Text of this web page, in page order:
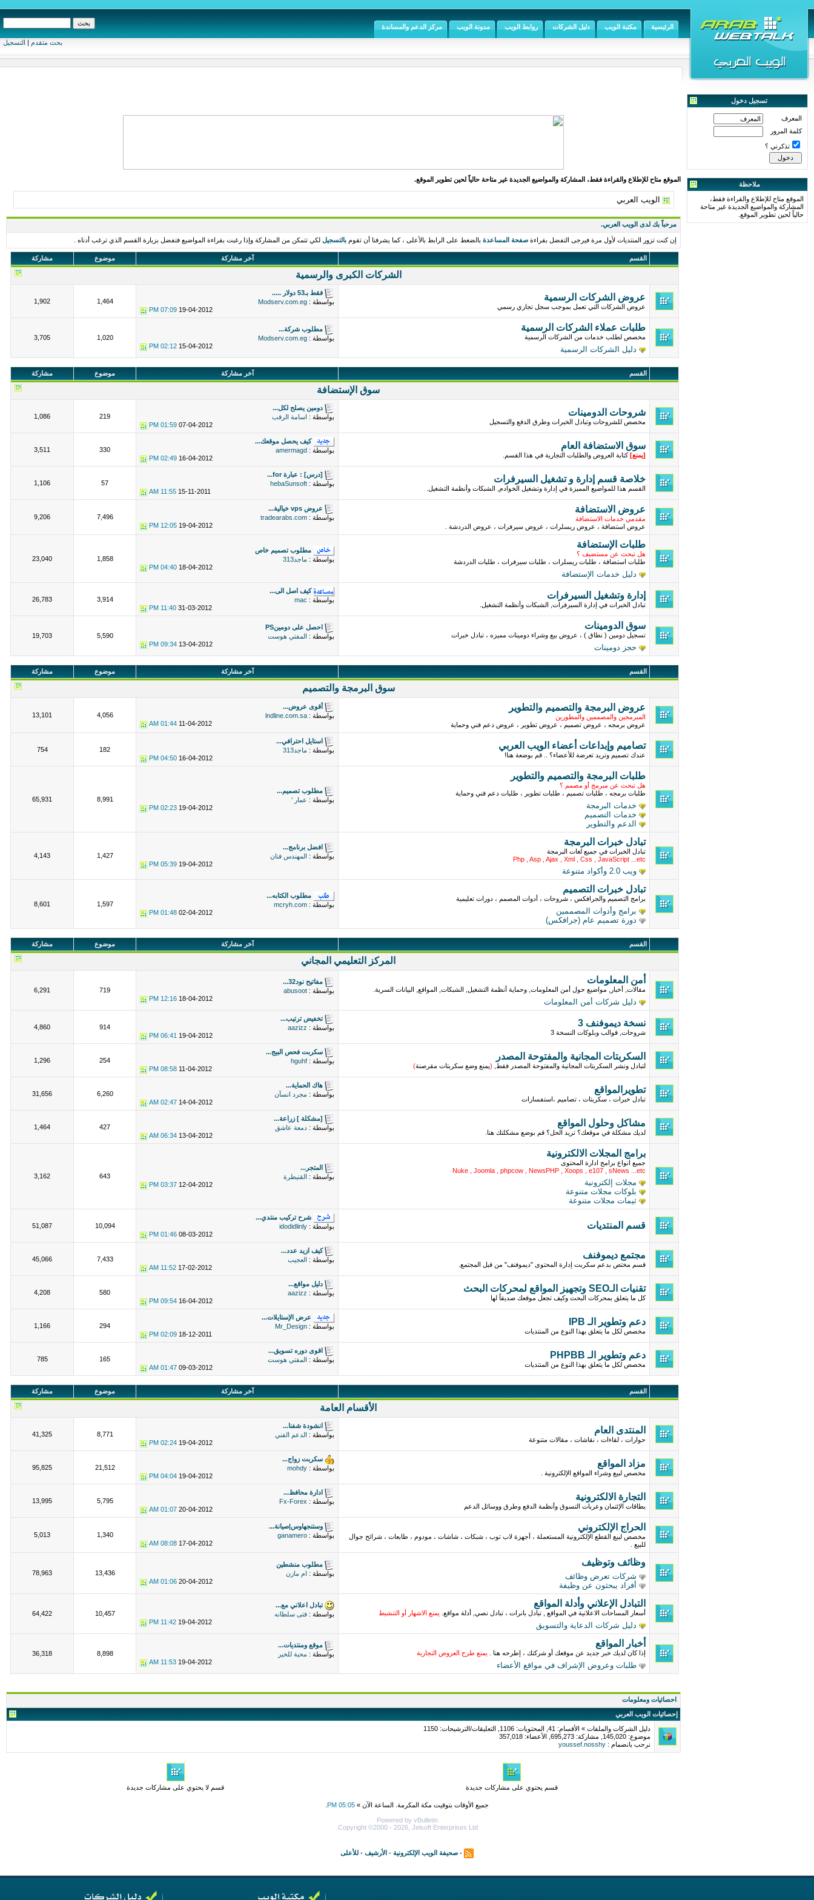
بحث متقدم | التسجيل
الرئيسية مكتبة الويب دليل الشركات روابط الويب مدونة الويب مركز الدعم والمساندة
تسجيل دخول
المعرف
كلمة المرور
تذكرني ؟
ملاحظة
الموقع متاح للإطلاع والقراءة فقط،
المشاركة والمواضيع الجديدة غير متاحة
حالياً لحين تطوير الموقع.
الموقع متاح للإطلاع والقراءة فقط، المشاركة والمواضيع الجديدة غير متاحة حالياً لحين تطوير الموقع.
الويب العربي
مرحباً بك لدى الويب العربي.
إن كنت تزور المنتديات لأول مرة فيرجى التفضل بقراءة صفحة المساعدة بالضغط على الرابط بالأعلى ، كما يشرفنا أن تقوم بالتسجيل لكي تتمكن من المشاركة وإذا رغبت بقراءة المواضيع فتفضل بزيارة القسم الذي ترغب أدناه .
القسم آخر مشاركة موضوع مشاركة
الشركات الكبرى والرسمية
عروض الشركات الرسمية
عروض الشركات التي تعمل بموجب سجل تجاري رسمي
فقط بـ53 دولار .....
بواسطة : Modserv.com.eg
19-04-2012
07:09 PM
1,464
1,902
طلبات عملاء الشركات الرسمية
مخصص لطلب خدمات من الشركات الرسمية
دليل الشركات الرسمية
مطلوب شركة...
بواسطة : Modserv.com.eg
15-04-2012
02:12 PM
1,020
3,705
القسم آخر مشاركة موضوع مشاركة
سوق الإستضافة
شروحات الدومينات
مخصص للشروحات وتبادل الخبرات وطرق الدفع والتسجيل
دومين يصلح لكل...
بواسطة : اسامة الرقب
07-04-2012
01:59 PM
219
1,086
سوق الاستضافة العام
[يمنع] كتابة العروض والطلبات التجارية في هذا القسم.
كيف يحصل موقعك...
بواسطة : amermagd
16-04-2012
02:49 PM
330
3,511
خلاصة قسم إدارة و تشغيل السيرفرات
القسم هذا للمواضيع المميزة في إدارة وتشغيل الخوادم, الشبكات وأنظمة التشغيل.
[درس] : عبارة for...
بواسطة : hebaSunsoft
15-11-2011
11:55 AM
57
1,106
عروض الاستضافة
مقدمي خدمات الاستضافة
عروض استضافة ، عروض ريسلرات ، عروض سيرفرات ، عروض الدردشة .
عروض vps خيالية...
بواسطة : tradearabs.com
19-04-2012
12:05 PM
7,496
9,206
طلبات الإستضافة
هل تبحث عن مستضيف ؟
طلبات استضافة ، طلبات ريسلرات ، طلبات سيرفرات ، طلبات الدردشة
دليل خدمات الإستضافة
مطلوب تصميم خاص
بواسطة : ماجد313
18-04-2012
04:40 PM
1,858
23,040
إدارة وتشغيل السيرفرات
تبادل الخبرات في إدارة السيرفرات, الشبكات وأنظمة التشغيل.
كيف اصل الى...
بواسطة : mac
31-03-2012
11:40 PM
3,914
26,783
سوق الدومينات
تسجيل دومين ( نطاق ) ، عروض بيع وشراء دومينات مميزه ، تبادل خبرات
حجز دومينات
احصل على دومينPS
بواسطة :
المفتي هوست
13-04-2012
09:34 PM
5,590
19,703
القسم آخر مشاركة موضوع مشاركة
سوق البرمجة والتصميم
عروض البرمجة والتصميم والتطوير
المبرمجين والمصممين والمطورين
عروض برمجه ، عروض تصميم ، عروض تطوير ، عروض دعم فني وحماية
أقوى عروض...
بواسطة : lndline.com.sa
11-04-2012
01:44 AM
4,056
13,101
تصاميم وإبداعات أعضاء الويب العربي
عندك تصميم وتريد تعرضة للأعضاء؟ .. قم بوضعة هنا!
استايل احترافي...
بواسطة : ماجد313
16-04-2012
04:50 PM
182
754
طلبات البرمجة والتصميم والتطوير
هل تبحث عن مبرمج أو مصمم ؟
طلبات برمجه ، طلبات تصميم ، طلبات تطوير ، طلبات دعم فني وحماية
خدمات البرمجة
خدمات التصميم
الدعم والتطوير
مطلوب تصميم...
بواسطة : عمار ‘
19-04-2012
02:23 PM
8,991
65,931
تبادل خبرات البرمجة
تبادل الخبرات في جميع لغات البرمجة
Php , Asp , Ajax , Xml , Css , JavaScript ...etc
ويب 2.0 وأكواد متنوعة
افضل برنامج...
بواسطة :
المهندس فنان
19-04-2012
05:39 PM
1,427
4,143
تبادل خبرات التصميم
برامج التصميم والجرافكس ، شروحات ، أدوات المصمم ، دورات تعليمية
برامج وأدوات المصممين
دورة تصميم عام (جرافكس)
مطلوب الكتابه...
بواسطة : mcryh.com
02-04-2012
01:48 PM
1,597
8,601
القسم آخر مشاركة موضوع مشاركة
المركز التعليمي المجاني
أمن المعلومات
مقالات, أخبار, مواضيع حول أمن المعلومات, وحماية أنظمة التشغيل, الشبكات, المواقع, البيانات السرية.
دليل شركات أمن المعلومات
مفاتيح نود32...
بواسطة : abusoot
18-04-2012
12:16 PM
719
6,291
نسخة ديموفنف 3
شروحات, قوالب وبلوكات النسخة 3
تخفيض ترتيب...
بواسطة : aazizz
19-04-2012
06:41 PM
914
4,860
السكربتات المجانية والمفتوحة المصدر
لتبادل ونشر السكربتات المجانية والمفتوحة المصدر فقط, (يمنع وضع سكربتات مقرصنة)
سكربت فحص البيج...
بواسطة : hguhf
11-04-2012
08:58 PM
254
1,296
تطويرالمواقع
تبادل خبرات ، سكربتات ، تصاميم ،استفسارات
هاك الحماية...
بواسطة : مجرد انسآن
14-04-2012
02:47 AM
6,260
31,656
مشاكل وحلول المواقع
لديك مشكلة في موقعك؟ تريد الحل؟ قم بوضع مشكلتك هنا.
[مشكلة ] زراعة...
بواسطة : دمعة عاشق
13-04-2012
06:34 AM
427
1,464
برامج المجلات الالكترونية
جميع انواع برامج ادارة المحتوى
Nuke , Joomla , phpcow , NewsPHP , Xoops , e107 , sNews ...etc
مجلات إلكترونية
بلوكات مجلات متنوعة
ثيمات مجلات متنوعة
المتجر...
بواسطة :
القنيطرة
12-04-2012
03:37 PM
643
3,162
قسم المنتديات
شرح تركيب منتدي...
بواسطة : idodidlinly
08-03-2012
01:46 PM
10,094
51,087
مجتمع ديموفنف
قسم مختص بدعم سكربت إدارة المحتوى "ديموفنف" من قبل المجتمع.
كيف ازيد عدد...
بواسطة :
العجيب
17-02-2012
11:52 AM
7,433
45,066
تقنيات الـSEO وتجهيز المواقع لمحركات البحث
كل ما يتعلق بمحركات البحث وكيف تجعل موقعك صديقاً لها
دليل مواقع...
بواسطة : aazizz
16-04-2012
09:54 PM
580
4,208
دعم وتطوير الـ IPB
مخصص لكل ما يتعلق بهذا النوع من المنتديات
عرض الإستايلات...
بواسطة : Mr_Design
18-12-2011
02:09 PM
294
1,166
دعم وتطوير الـ PHPBB
مخصص لكل ما يتعلق بهذا النوع من المنتديات
اقوى دوره تسويق...
بواسطة :
المفتي هوست
09-03-2012
01:47 AM
165
785
القسم آخر مشاركة موضوع مشاركة
الأقسام العامة
المنتدى العام
حوارات ، لقاءات ، نقاشات ، مقالات متنوعة
انشودة شفنا...
بواسطة :
الدعم الفني
19-04-2012
02:24 PM
8,771
41,325
مزاد المواقع
مخصص لبيع وشراء المواقع الإلكترونية .
سكربت زواج...
بواسطة : mohdy
19-04-2012
04:04 PM
21,512
95,825
التجارة الالكترونية
بطاقات الإئتمان وعربات التسوق وأنظمة الدفع وطرق ووسائل الدعم
ادارة محافظ...
بواسطة : Fx-Forex
20-04-2012
01:07 AM
5,795
13,995
الحراج الإلكتروني
مخصص لبيع القطع الإلكترونية المستعملة ، أجهزة لاب توب ، شبكات ، شاشات ، مودوم ، طابعات ، شرائح جوال
للبيع .
وستنجهاوس|صيانة...
بواسطة : ganamero
17-04-2012
08:08 AM
1,340
5,013
وظائف وتوظيف
شركات تعرض وظائف
أفراد يبحثون عن وظيفة
مطلوب منشطين
بواسطة :
ام مازن
20-04-2012
01:06 AM
13,436
78,963
التبادل الإعلاني وأدلة المواقع
أسعار المساحات الاعلانية في المواقع , تبادل بانرات ، تبادل نصي, أدلة مواقع. يمنع الاشهار أو التنشيط
دليل شركات الدعاية والتسويق
تبادل اعلاني مع...
بواسطة : فتى سلطانه
19-04-2012
11:42 PM
10,457
64,422
أخبار المواقع
إذا كان لديك خبر جديد عن موقعك أو شركتك ، إطرحه هنا . يمنع طرح العروض التجارية
طلبات وعروض الإشراف في مواقع الأعضاء
موقع ومنتديات...
بواسطة : محبة للخير
19-04-2012
11:53 AM
8,898
36,318
احصائيات ومعلومات
إحصائيات الويب العربي
دليل الشركات والملفات » الأقسام: 41, المحتويات: 1106, التعليقات/الترشيحات: 1150
موضوع: 145,020, مشاركة: 695,273, الأعضاء: 357,018
نرحب بانضمام : youssef.nosshy
قسم يحتوي على مشاركات جديدة قسم لا يحتوي على مشاركات جديدة
جميع الأوقات بتوقيت مكة المكرمة. الساعة الآن » 05:05 PM
Powered by vBulletin
Copyright ©2000 - 2026, Jelsoft Enterprises Ltd.
- صحيفة الويب الإلكترونية - الأرشيف - للأعلى